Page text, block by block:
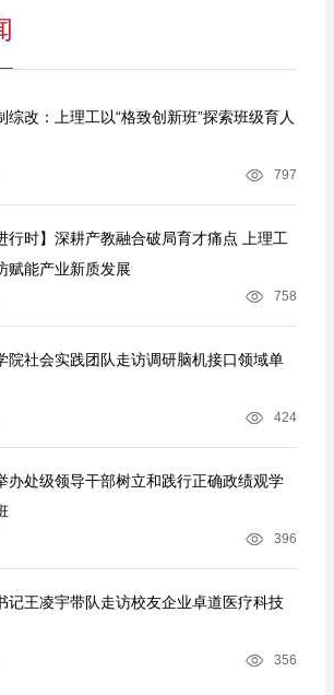
综改：上理工以“格致创新班”探索班级育人
797
行时】深耕产教融合破局育才痛点 上理工
赋能产业新质发展
758
院社会实践团队走访调研脑机接口领域单
424
办处级领导干部树立和践行正确政绩观学
396
记王凌宇带队走访校友企业卓道医疗科技
356